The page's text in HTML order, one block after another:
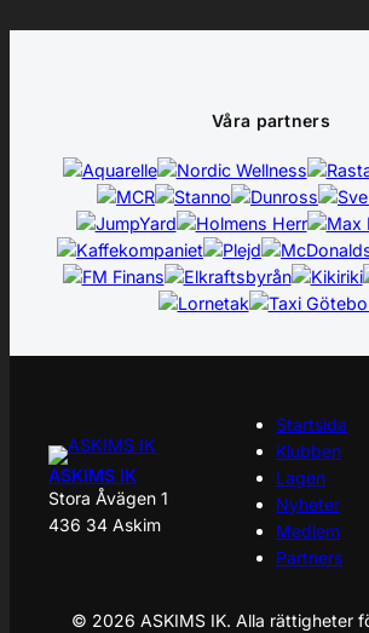
Våra partners
ASKIMS IK
Stora Åvägen 1
436 34 Askim
Startsida
Klubben
Lagen
Nyheter
Medlem
Partners
© 2026 ASKIMS IK. Alla rättigheter